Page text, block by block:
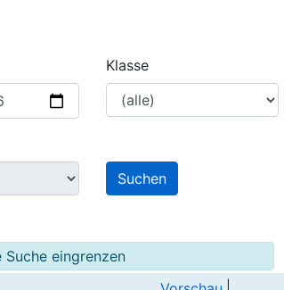
Klasse
Suchen
eingrenzen